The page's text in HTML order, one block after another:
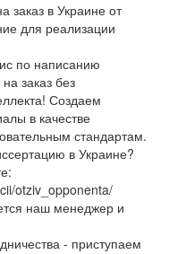
заказ в Украине от
для реализации
по написанию
заказ без
Создаем
в качестве
стандартам.
в Украине?
otziv_opponenta/
наш менеджер и
- приступаем